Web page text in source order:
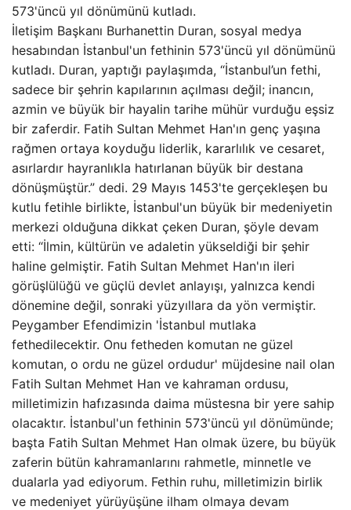
573'üncü yıl dönümünü kutladı.
İletişim Başkanı Burhanettin Duran, sosyal medya
hesabından İstanbul'un fethinin 573'üncü yıl dönümünü
kutladı. Duran, yaptığı paylaşımda, “İstanbul’un fethi,
sadece bir şehrin kapılarının açılması değil; inancın,
azmin ve büyük bir hayalin tarihe mühür vurduğu eşsiz
bir zaferdir. Fatih Sultan Mehmet Han'ın genç yaşına
rağmen ortaya koyduğu liderlik, kararlılık ve cesaret,
asırlardır hayranlıkla hatırlanan büyük bir destana
dönüşmüştür.” dedi. 29 Mayıs 1453'te gerçekleşen bu
kutlu fetihle birlikte, İstanbul'un büyük bir medeniyetin
merkezi olduğuna dikkat çeken Duran, şöyle devam
etti: “İlmin, kültürün ve adaletin yükseldiği bir şehir
haline gelmiştir. Fatih Sultan Mehmet Han'ın ileri
görüşlülüğü ve güçlü devlet anlayışı, yalnızca kendi
dönemine değil, sonraki yüzyıllara da yön vermiştir.
Peygamber Efendimizin 'İstanbul mutlaka
fethedilecektir. Onu fetheden komutan ne güzel
komutan, o ordu ne güzel ordudur' müjdesine nail olan
Fatih Sultan Mehmet Han ve kahraman ordusu,
milletimizin hafızasında daima müstesna bir yere sahip
olacaktır. İstanbul'un fethinin 573'üncü yıl dönümünde;
başta Fatih Sultan Mehmet Han olmak üzere, bu büyük
zaferin bütün kahramanlarını rahmetle, minnetle ve
dualarla yad ediyorum. Fethin ruhu, milletimizin birlik
ve medeniyet yürüyüşüne ilham olmaya devam